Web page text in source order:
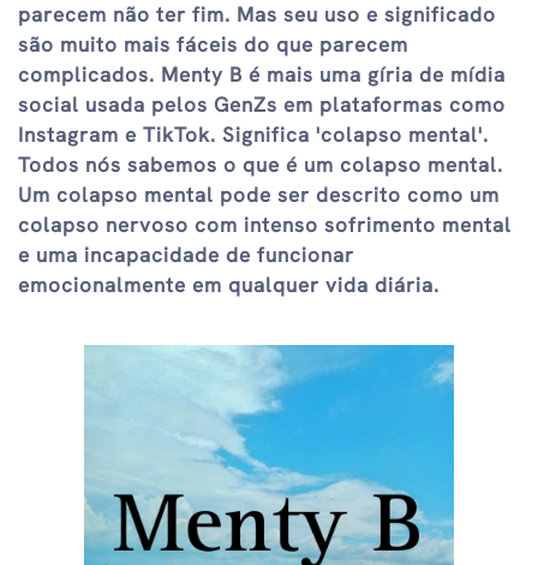
parecem não ter fim. Mas seu uso e significado
são muito mais fáceis do que parecem
complicados. Menty B é mais uma gíria de mídia
social usada pelos GenZs em plataformas como
Instagram e TikTok. Significa 'colapso mental'.
Todos nós sabemos o que é um colapso mental.
Um colapso mental pode ser descrito como um
colapso nervoso com intenso sofrimento mental
e uma incapacidade de funcionar
emocionalmente em qualquer vida diária.